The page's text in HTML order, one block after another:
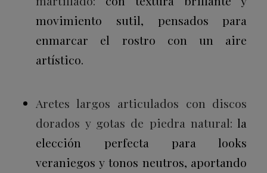
movimiento sutil, pensados para
enmarcar el rostro con un aire
artístico.
Aretes largos articulados con discos
dorados y gotas de piedra natural: la
elección perfecta para looks
veraniegos y tonos neutros, aportando